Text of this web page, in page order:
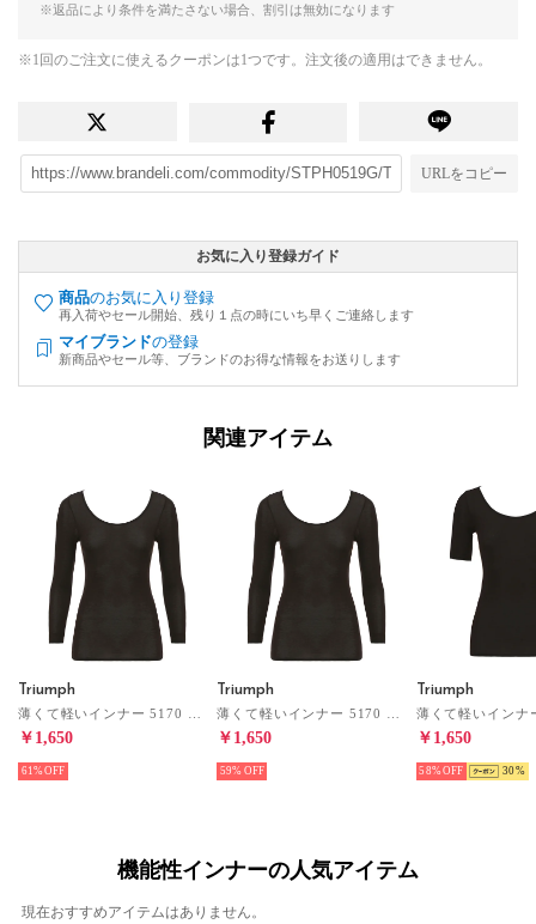
※返品により条件を満たさない場合、割引は無効になります
※1回のご注文に使えるクーポンは1つです。注文後の適用はできません。
URLをコピー
お気に入り登録ガイド
商品のお気に入り登録
再入荷やセール開始、残り１点の時にいち早くご連絡します
マイブランドの登録
新商品やセール等、ブランドのお得な情報をお送りします
関連アイテム
Triumph
￥1,650
61%
Triumph
￥1,650
59%
Triumph
￥1,650
58% 30
機能性インナーの人気アイテム
現在おすすめアイテムはありません。